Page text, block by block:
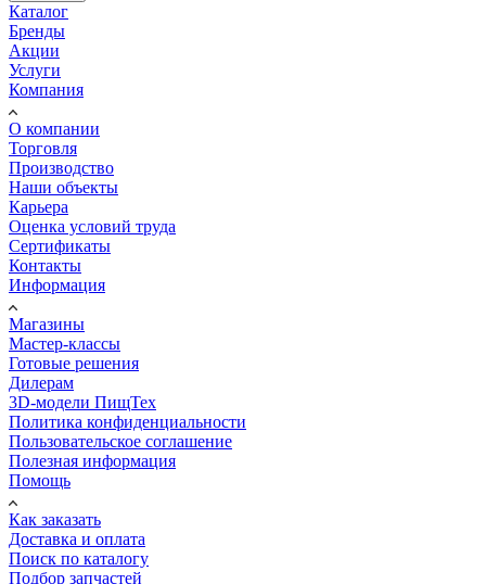
Каталог
Бренды
Акции
Услуги
Компания
О компании
Торговля
Производство
Наши объекты
Карьера
Оценка условий труда
Сертификаты
Контакты
Информация
Магазины
Мастер-классы
Готовые решения
Дилерам
3D-модели ПищТех
Политика конфиденциальности
Пользовательское соглашение
Полезная информация
Помощь
Как заказать
Доставка и оплата
Поиск по каталогу
Подбор запчастей